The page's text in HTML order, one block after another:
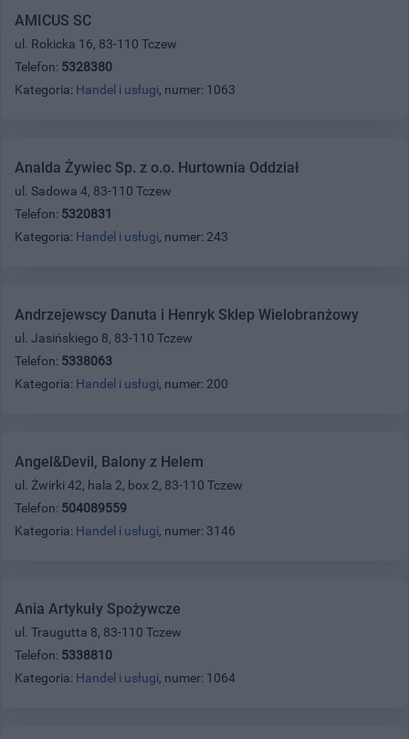
AMICUS SC
ul. Rokicka 16, 83-110 Tczew
Telefon: 5328380
Kategoria: Handel i usługi, numer: 1063
Analda Żywiec Sp. z o.o. Hurtownia Oddział
ul. Sadowa 4, 83-110 Tczew
Telefon: 5320831
Kategoria: Handel i usługi, numer: 243
Andrzejewscy Danuta i Henryk Sklep Wielobranżowy
ul. Jasińskiego 8, 83-110 Tczew
Telefon: 5338063
Kategoria: Handel i usługi, numer: 200
Angel&Devil, Balony z Helem
ul. Żwirki 42, hala 2, box 2, 83-110 Tczew
Telefon: 504089559
Kategoria: Handel i usługi, numer: 3146
Ania Artykuły Spożywcze
ul. Traugutta 8, 83-110 Tczew
Telefon: 5338810
Kategoria: Handel i usługi, numer: 1064